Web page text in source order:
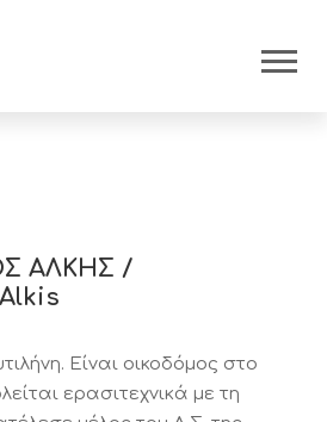
ΑΛΚΗΣ /
Είναι οικοδόμος στο
ερασιτεχνικά με τη